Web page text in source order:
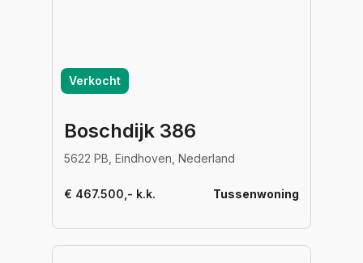
Verkocht
Boschdijk 386
5622 PB, Eindhoven, Nederland
€ 467.500,- k.k. Tussenwoning